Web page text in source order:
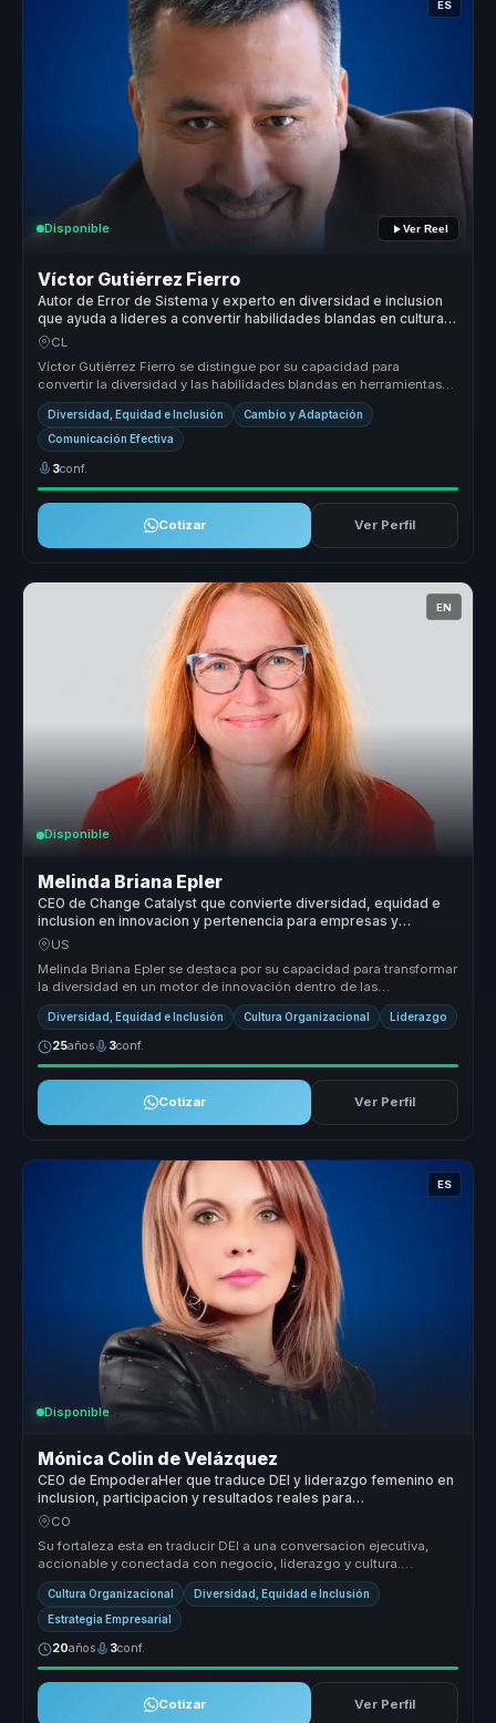
ES
Disponible Ver Reel
Víctor Gutiérrez Fierro
Autor de Error de Sistema y experto en diversidad e inclusion
que ayuda a lideres a convertir habilidades blandas en cultura
inclusiva, adaptacion e innovacion.
CL
Víctor Gutiérrez Fierro se distingue por su capacidad para
convertir la diversidad y las habilidades blandas en herramientas
estratégicas...
Diversidad, Equidad e Inclusión Cambio y Adaptación
Comunicación Efectiva
3conf.
Cotizar Ver Perfil
EN
Disponible
Melinda Briana Epler
CEO de Change Catalyst que convierte diversidad, equidad e
inclusion en innovacion y pertenencia para empresas y
equipos.
US
Melinda Briana Epler se destaca por su capacidad para transformar
la diversidad en un motor de innovación dentro de las
organizaciones. S...
Diversidad, Equidad e Inclusión Cultura Organizacional Liderazgo
25años 3conf.
Cotizar Ver Perfil
ES
Disponible
Mónica Colin de Velázquez
CEO de EmpoderaHer que traduce DEI y liderazgo femenino en
inclusion, participacion y resultados reales para
organizaciones.
CO
Su fortaleza esta en traducir DEI a una conversacion ejecutiva,
accionable y conectada con negocio, liderazgo y cultura.
Combina sensibil...
Cultura Organizacional Diversidad, Equidad e Inclusión
Estrategia Empresarial
20años 3conf.
Cotizar Ver Perfil